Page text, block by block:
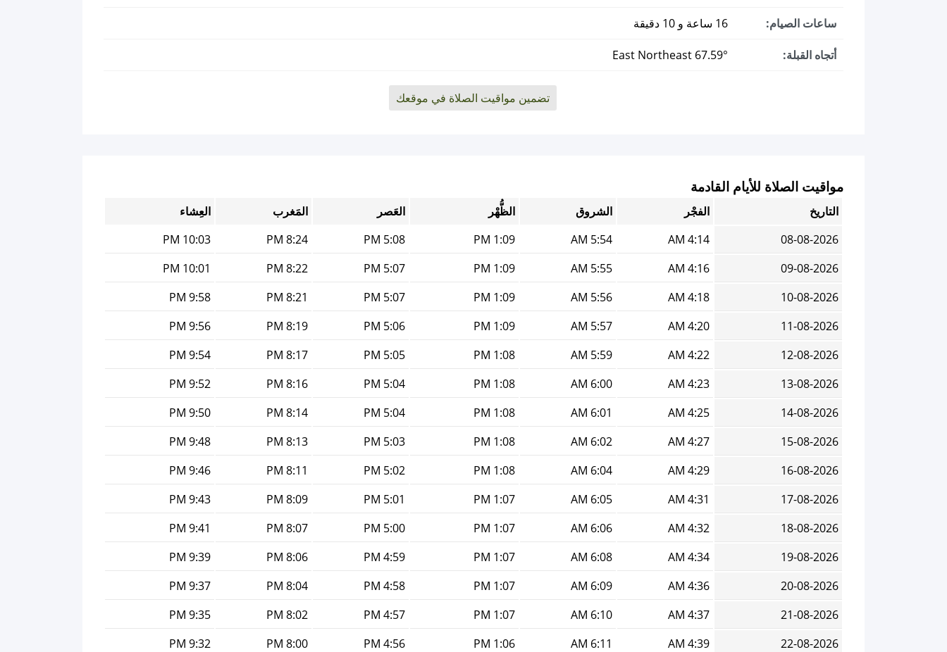
ساعات الصيام:
أتجاه القبلة:
تضمين مواقيت الصلاة في موقعك
مواقيت الصلاة للأيام القادمة
التاريخ الفجْر الشروق الظُّهْر العَصر المَغرب
العِشاء
08-08-2026
4:14 AM
5:54 AM
1:09 PM
5:08 PM
8:24 PM
10:03 PM
09-08-2026
4:16 AM
5:55 AM
1:09 PM
5:07 PM
8:22 PM
10:01 PM
10-08-2026
4:18 AM
5:56 AM
1:09 PM
5:07 PM
8:21 PM
9:58 PM
11-08-2026
4:20 AM
5:57 AM
1:09 PM
5:06 PM
8:19 PM
9:56 PM
12-08-2026
4:22 AM
5:59 AM
1:08 PM
5:05 PM
8:17 PM
9:54 PM
13-08-2026
4:23 AM
6:00 AM
1:08 PM
5:04 PM
8:16 PM
9:52 PM
14-08-2026
4:25 AM
6:01 AM
1:08 PM
5:04 PM
8:14 PM
9:50 PM
15-08-2026
4:27 AM
6:02 AM
1:08 PM
5:03 PM
8:13 PM
9:48 PM
16-08-2026
4:29 AM
6:04 AM
1:08 PM
5:02 PM
8:11 PM
9:46 PM
17-08-2026
4:31 AM
6:05 AM
1:07 PM
5:01 PM
8:09 PM
9:43 PM
18-08-2026
4:32 AM
6:06 AM
1:07 PM
5:00 PM
8:07 PM
9:41 PM
19-08-2026
4:34 AM
6:08 AM
1:07 PM
4:59 PM
8:06 PM
9:39 PM
20-08-2026
4:36 AM
6:09 AM
1:07 PM
4:58 PM
8:04 PM
9:37 PM
21-08-2026
4:37 AM
6:10 AM
1:07 PM
4:57 PM
8:02 PM
9:35 PM
22-08-2026
4:39 AM
6:11 AM
1:06 PM
4:56 PM
8:00 PM
9:32 PM